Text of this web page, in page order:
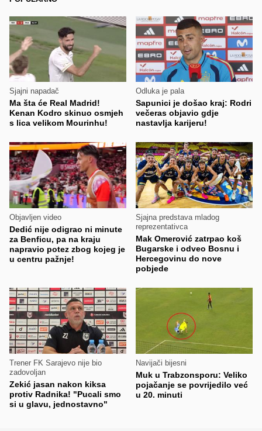
Sjajni napadač
Ma šta će Real Madrid!
Kenan Kodro skinuo osmjeh
s lica velikom Mourinhu!
Odluka je pala
Sapunici je došao kraj: Rodri
večeras objavio gdje
nastavlja karijeru!
Objavljen video
Dedić nije odigrao ni minute
za Benficu, pa na kraju
napravio potez zbog kojeg je
u centru pažnje!
Sjajna predstava mladog
reprezentativca
Mak Omerović zatrpao koš
Bugarske i odveo Bosnu i
Hercegovinu do nove
pobjede
Trener FK Sarajevo nije bio
zadovoljan
Zekić jasan nakon kiksa
protiv Radnika! "Pucali smo
si u glavu, jednostavno"
Navijači bijesni
Muk u Trabzonsporu: Veliko
pojačanje se povrijedilo već
u 20. minuti